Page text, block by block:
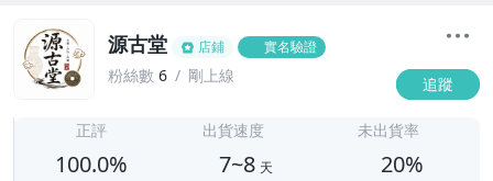
源古堂 店鋪 實名驗證
粉絲數 6 剛上線 追蹤
正評
100.0%
出貨速度
7~8 天
未出貨率
20%